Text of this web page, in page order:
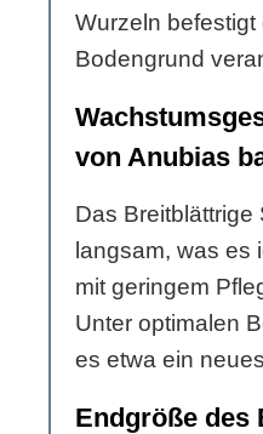
Wurzeln befestigt
Bodengrund
von Anubias
Das
langsam, was es
mit geringem
Unter optimalen
es etwa ein
Endgröße des